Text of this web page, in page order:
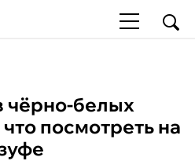
чёрно-белых
посмотреть на